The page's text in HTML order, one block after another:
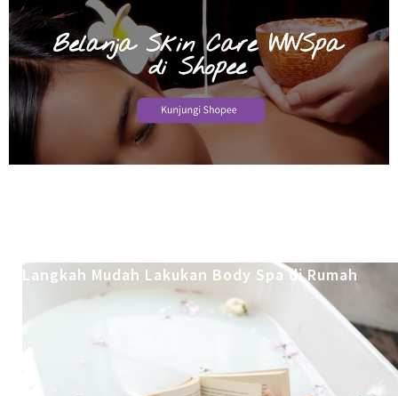
Langkah Mudah Lakukan Body Spa di Rumah